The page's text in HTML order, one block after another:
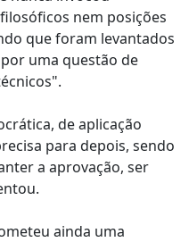
nem posições
que foram levantados
uma questão de
de aplicação
para depois, sendo
a aprovação, ser
ainda uma